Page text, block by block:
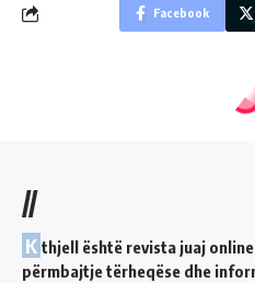
Facebook
//
K thjell është revista juaj
përmbajtje tërheqëse dhe